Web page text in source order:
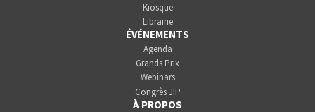
Kiosque
Librairie
ÉVÉNEMENTS
Agenda
Grands Prix
Webinars
Congrès JIP
À PROPOS